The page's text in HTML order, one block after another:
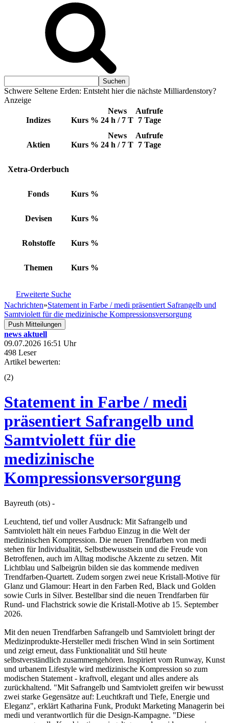
Schwere Seltene Erden: Entsteht hier die nächste Milliardenstory?
Anzeige
Indizes Kurs %
News
24 h / 7 T
Aufrufe
7 Tage
Aktien Kurs %
News
24 h / 7 T
Aufrufe
7 Tage
Xetra-Orderbuch
Fonds Kurs %
Devisen Kurs %
Rohstoffe Kurs %
Themen Kurs %
Erweiterte Suche
Nachrichten»Statement in Farbe / medi präsentiert Safrangelb und
Samtviolett für die medizinische Kompressionsversorgung
Push Mitteilungen
news aktuell
09.07.2026 16:51 Uhr
498 Leser
Artikel bewerten:
(2)
Statement in Farbe / medi
präsentiert Safrangelb und
Samtviolett für die
medizinische
Kompressionsversorgung
Bayreuth (ots) -
Leuchtend, tief und voller Ausdruck: Mit Safrangelb und
Samtviolett hält ein neues Farbduo Einzug in die Welt der
medizinischen Kompression. Die neuen Trendfarben von medi
stehen für Individualität, Selbstbewusstsein und die Freude von
Betroffenen, auch im Alltag modische Akzente zu setzen. Mit
Lichtblau und Salbeigrün bilden sie das kommende mediven
Trendfarben-Quartett. Zudem sorgen zwei neue Kristall-Motive für
Glanz und Glamour: Heart in den Farben Red, Black und Golden
sowie Curls in Silver. Bestellbar sind die neuen Trendfarben für
Rund- und Flachstrick sowie die Kristall-Motive ab 15. September
2026.
Mit den neuen Trendfarben Safrangelb und Samtviolett bringt der
Medizinprodukte-Hersteller medi frischen Wind in sein Sortiment
und zeigt erneut, dass Funktionalität und Stil heute
selbstverständlich zusammengehören. Inspiriert vom Runway, Kunst
und urbanem Lifestyle wird medizinische Kompression so zum
modischen Statement - kraftvoll, elegant und alles andere als
zurückhaltend. "Mit Safrangelb und Samtviolett greifen wir bewusst
zwei starke Gegensätze auf: Leuchtkraft und Tiefe, Energie und
Eleganz", erklärt Katharina Funk, Produkt Marketing Managerin bei
medi und verantwortlich für die Design-Kampagne. "Diese